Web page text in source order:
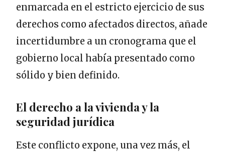
enmarcada en el estricto ejercicio de sus
derechos como afectados directos, añade
incertidumbre a un cronograma que el
gobierno local había presentado como
sólido y bien definido.
El derecho a la vivienda y la
seguridad jurídica
Este conflicto expone, una vez más, el